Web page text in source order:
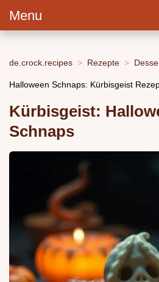
Menu
de.crock.recipes Rezepte
Halloween Schnaps: Kürbisgeist
Kürbisgeist:
Schnaps